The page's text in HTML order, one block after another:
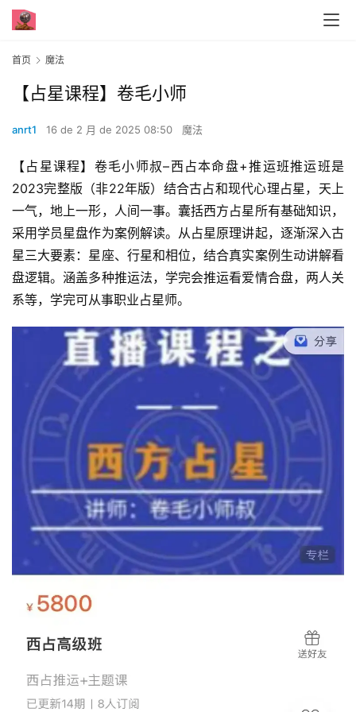
首页 魔法
【占星课程】卷毛小师
anrt1 16 de 2 月 de 2025 08:50 魔法
【占星课程】卷毛小师叔–西占本命盘+推运班推运班是
2023完整版（非22年版）结合古占和现代心理占星，天上
一气，地上一形，人间一事。囊括西方占星所有基础知识，
采用学员星盘作为案例解读。从占星原理讲起，逐渐深入古
星三大要素：星座、行星和相位，结合真实案例生动讲解看
盘逻辑。涵盖多种推运法，学完会推运看爱情合盘，两人关
系等，学完可从事职业占星师。